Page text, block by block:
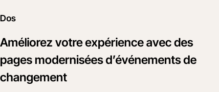
Dos
Améliorez votre expérience avec des
pages modernisées d’événements de
changement